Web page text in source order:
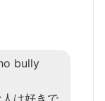
bully